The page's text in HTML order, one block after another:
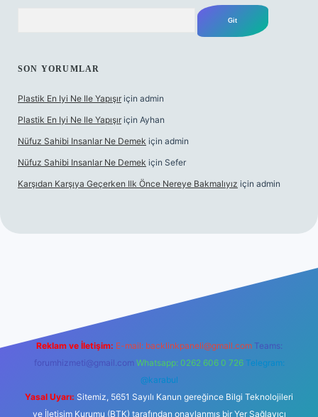
SON YORUMLAR
Plastik En Iyi Ne Ile Yapışır için admin
Plastik En Iyi Ne Ile Yapışır için Ayhan
Nüfuz Sahibi Insanlar Ne Demek için admin
Nüfuz Sahibi Insanlar Ne Demek için Sefer
Karşıdan Karşıya Geçerken Ilk Önce Nereye Bakmalıyız için admin
Reklam ve İletişim: E-mail: backlinkpaneli@gmail.com Teams:
forumhizmeti@gmail.com Whatsapp: 0262 606 0 726 Telegram:
@karabul
Yasal Uyarı: Sitemiz, 5651 Sayılı Kanun gereğince Bilgi Teknolojileri
ve İletişim Kurumu (BTK) tarafından onaylanmış bir Yer Sağlayıcı